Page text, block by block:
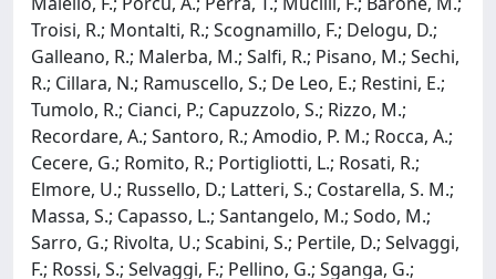
Troisi, R.; Montalti, R.; Scognamillo, F.; Delogu, D.;
Galleano, R.; Malerba, M.; Salfi, R.; Pisano, M.; Sechi,
R.; Cillara, N.; Ramuscello, S.; De Leo, E.; Restini, E.;
Tumolo, R.; Cianci, P.; Capuzzolo, S.; Rizzo, M.;
Recordare, A.; Santoro, R.; Amodio, P. M.; Rocca, A.;
Cecere, G.; Romito, R.; Portigliotti, L.; Rosati, R.;
Elmore, U.; Russello, D.; Latteri, S.; Costarella, S. M.;
Massa, S.; Capasso, L.; Santangelo, M.; Sodo, M.;
Sarro, G.; Rivolta, U.; Scabini, S.; Pertile, D.; Selvaggi,
F.; Rossi, S.; Selvaggi, F.; Pellino, G.; Sganga, G.;